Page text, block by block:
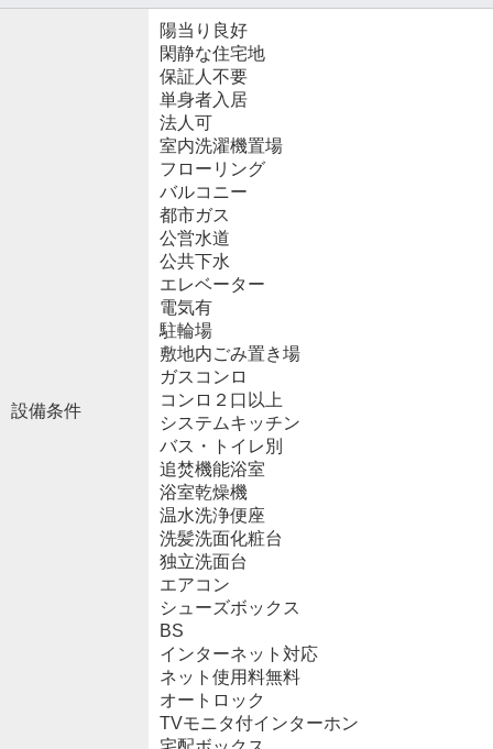
設備条件
陽当り良好
閑静な住宅地
保証人不要
単身者入居
法人可
室内洗濯機置場
フローリング
バルコニー
都市ガス
公営水道
公共下水
エレベーター
電気有
駐輪場
敷地内ごみ置き場
ガスコンロ
コンロ２口以上
システムキッチン
バス・トイレ別
追焚機能浴室
浴室乾燥機
温水洗浄便座
洗髪洗面化粧台
独立洗面台
エアコン
シューズボックス
BS
インターネット対応
ネット使用料無料
オートロック
TVモニタ付インターホン